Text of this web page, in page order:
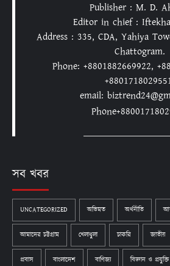
Publisher : M. D.
Editor in chief :
Address : 335, CDA, Yahiya
Chattogram.
Phone: +8801882669922,
email:
সব খবর
UNCATEGORIZED অভিমত অর্থনীতি
আমাদের চট্টগ্রাম খেলাধুলা চাকরি জাতীয়
প্রবাস বাংলাদেশ বাণিজ্য বিজ্ঞান ও প্রযুক্তি